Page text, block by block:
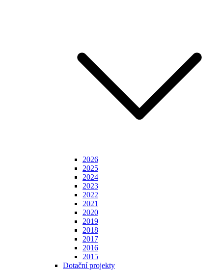
2026
2025
2024
2023
2022
2021
2020
2019
2018
2017
2016
2015
Dotační projekty